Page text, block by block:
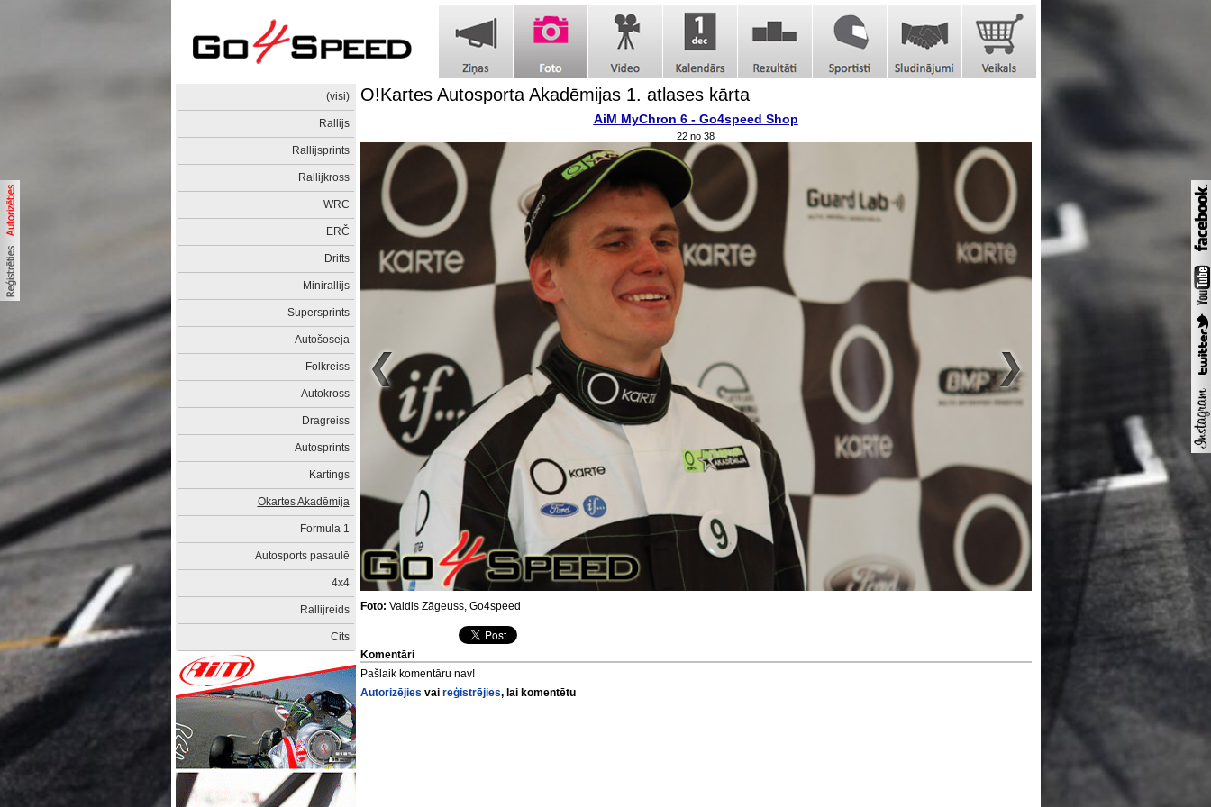
(visi)
Rallijs
Rallijsprints
Rallijkross
WRC
ERČ
Drifts
Minirallijs
Supersprints
Autošoseja
Folkreiss
Autokross
Dragreiss
Autosprints
Kartings
Okartes Akadēmija
Formula 1
Autosports pasaulē
4x4
Rallijreids
Cits
O!Kartes Autosporta Akadēmijas 1. atlases kārta
AiM MyChron 6 - Go4speed Shop
22 no 38
Foto: Valdis Zāgeuss, Go4speed
Komentāri
Pašlaik komentāru nav!
Autorizējies vai reģistrējies, lai komentētu